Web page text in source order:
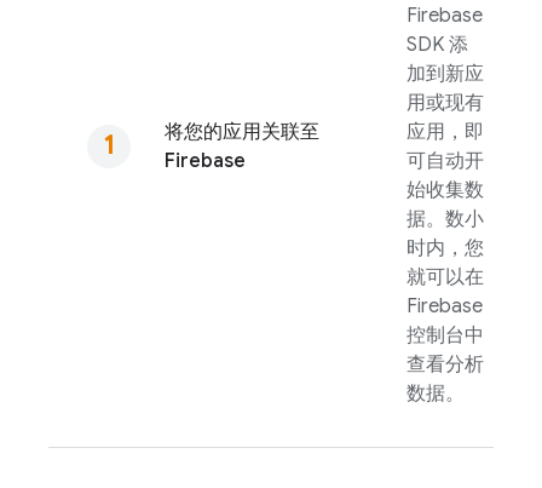
将您的应用关联至
Firebase
Firebase
SDK 添
加到新应
用或现有
应用，即
可自动开
始收集数
据。数小
时内，您
就可以在
Firebase
控制台中
查看分析
数据。